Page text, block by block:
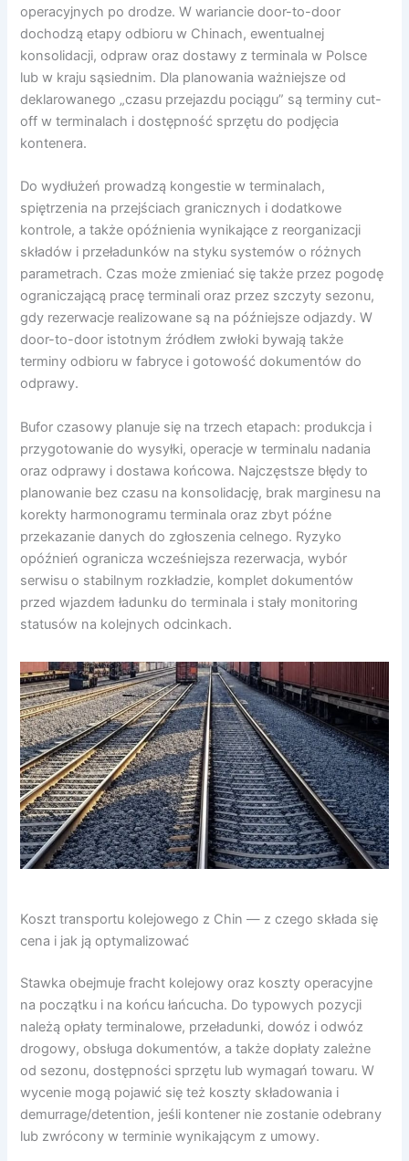
operacyjnych po drodze. W wariancie door-to-door
dochodzą etapy odbioru w Chinach, ewentualnej
konsolidacji, odpraw oraz dostawy z terminala w Polsce
lub w kraju sąsiednim. Dla planowania ważniejsze od
deklarowanego „czasu przejazdu pociągu” są terminy cut-
off w terminalach i dostępność sprzętu do podjęcia
kontenera.
Do wydłużeń prowadzą kongestie w terminalach,
spiętrzenia na przejściach granicznych i dodatkowe
kontrole, a także opóźnienia wynikające z reorganizacji
składów i przeładunków na styku systemów o różnych
parametrach. Czas może zmieniać się także przez pogodę
ograniczającą pracę terminali oraz przez szczyty sezonu,
gdy rezerwacje realizowane są na późniejsze odjazdy. W
door-to-door istotnym źródłem zwłoki bywają także
terminy odbioru w fabryce i gotowość dokumentów do
odprawy.
Bufor czasowy planuje się na trzech etapach: produkcja i
przygotowanie do wysyłki, operacje w terminalu nadania
oraz odprawy i dostawa końcowa. Najczęstsze błędy to
planowanie bez czasu na konsolidację, brak marginesu na
korekty harmonogramu terminala oraz zbyt późne
przekazanie danych do zgłoszenia celnego. Ryzyko
opóźnień ogranicza wcześniejsza rezerwacja, wybór
serwisu o stabilnym rozkładzie, komplet dokumentów
przed wjazdem ładunku do terminala i stały monitoring
statusów na kolejnych odcinkach.
Koszt transportu kolejowego z Chin — z czego składa się
cena i jak ją optymalizować
Stawka obejmuje fracht kolejowy oraz koszty operacyjne
na początku i na końcu łańcucha. Do typowych pozycji
należą opłaty terminalowe, przeładunki, dowóz i odwóz
drogowy, obsługa dokumentów, a także dopłaty zależne
od sezonu, dostępności sprzętu lub wymagań towaru. W
wycenie mogą pojawić się też koszty składowania i
demurrage/detention, jeśli kontener nie zostanie odebrany
lub zwrócony w terminie wynikającym z umowy.